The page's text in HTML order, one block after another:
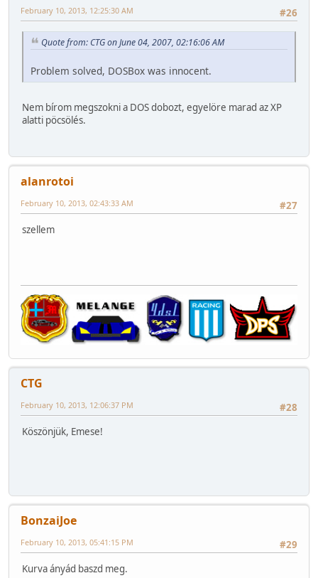
#26
February 10, 2013, 12:25:30 AM
Quote from: CTG on June 04, 2007, 02:16:06 AM
Problem solved, DOSBox was innocent.
Nem bírom megszokni a DOS dobozt, egyelöre marad az XP
alatti pöcsölés.
alanrotoi
#27
February 10, 2013, 02:43:33 AM
szellem
CTG
#28
February 10, 2013, 12:06:37 PM
Köszönjük, Emese!
BonzaiJoe
#29
February 10, 2013, 05:41:15 PM
Kurva ányád baszd meg.